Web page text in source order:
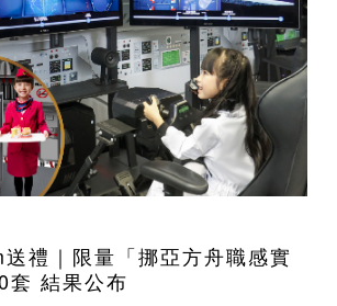
禮｜限量「挪亞方舟職感實
套 結果公布